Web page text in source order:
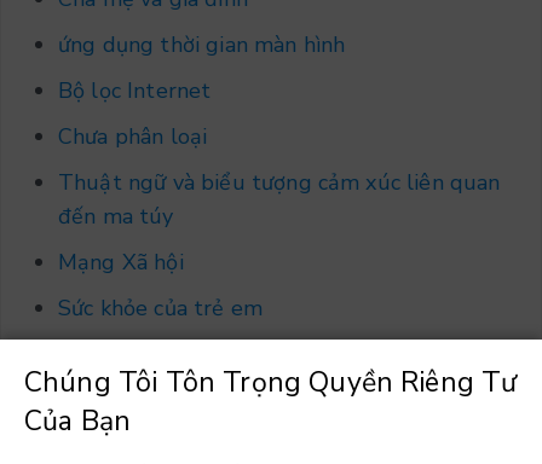
ứng dụng thời gian màn hình
Bộ lọc Internet
Chưa phân loại
Thuật ngữ và biểu tượng cảm xúc liên quan
đến ma túy
Mạng Xã hội
Sức khỏe của trẻ em
Chúng Tôi Tôn Trọng Quyền Riêng Tư
Của Bạn